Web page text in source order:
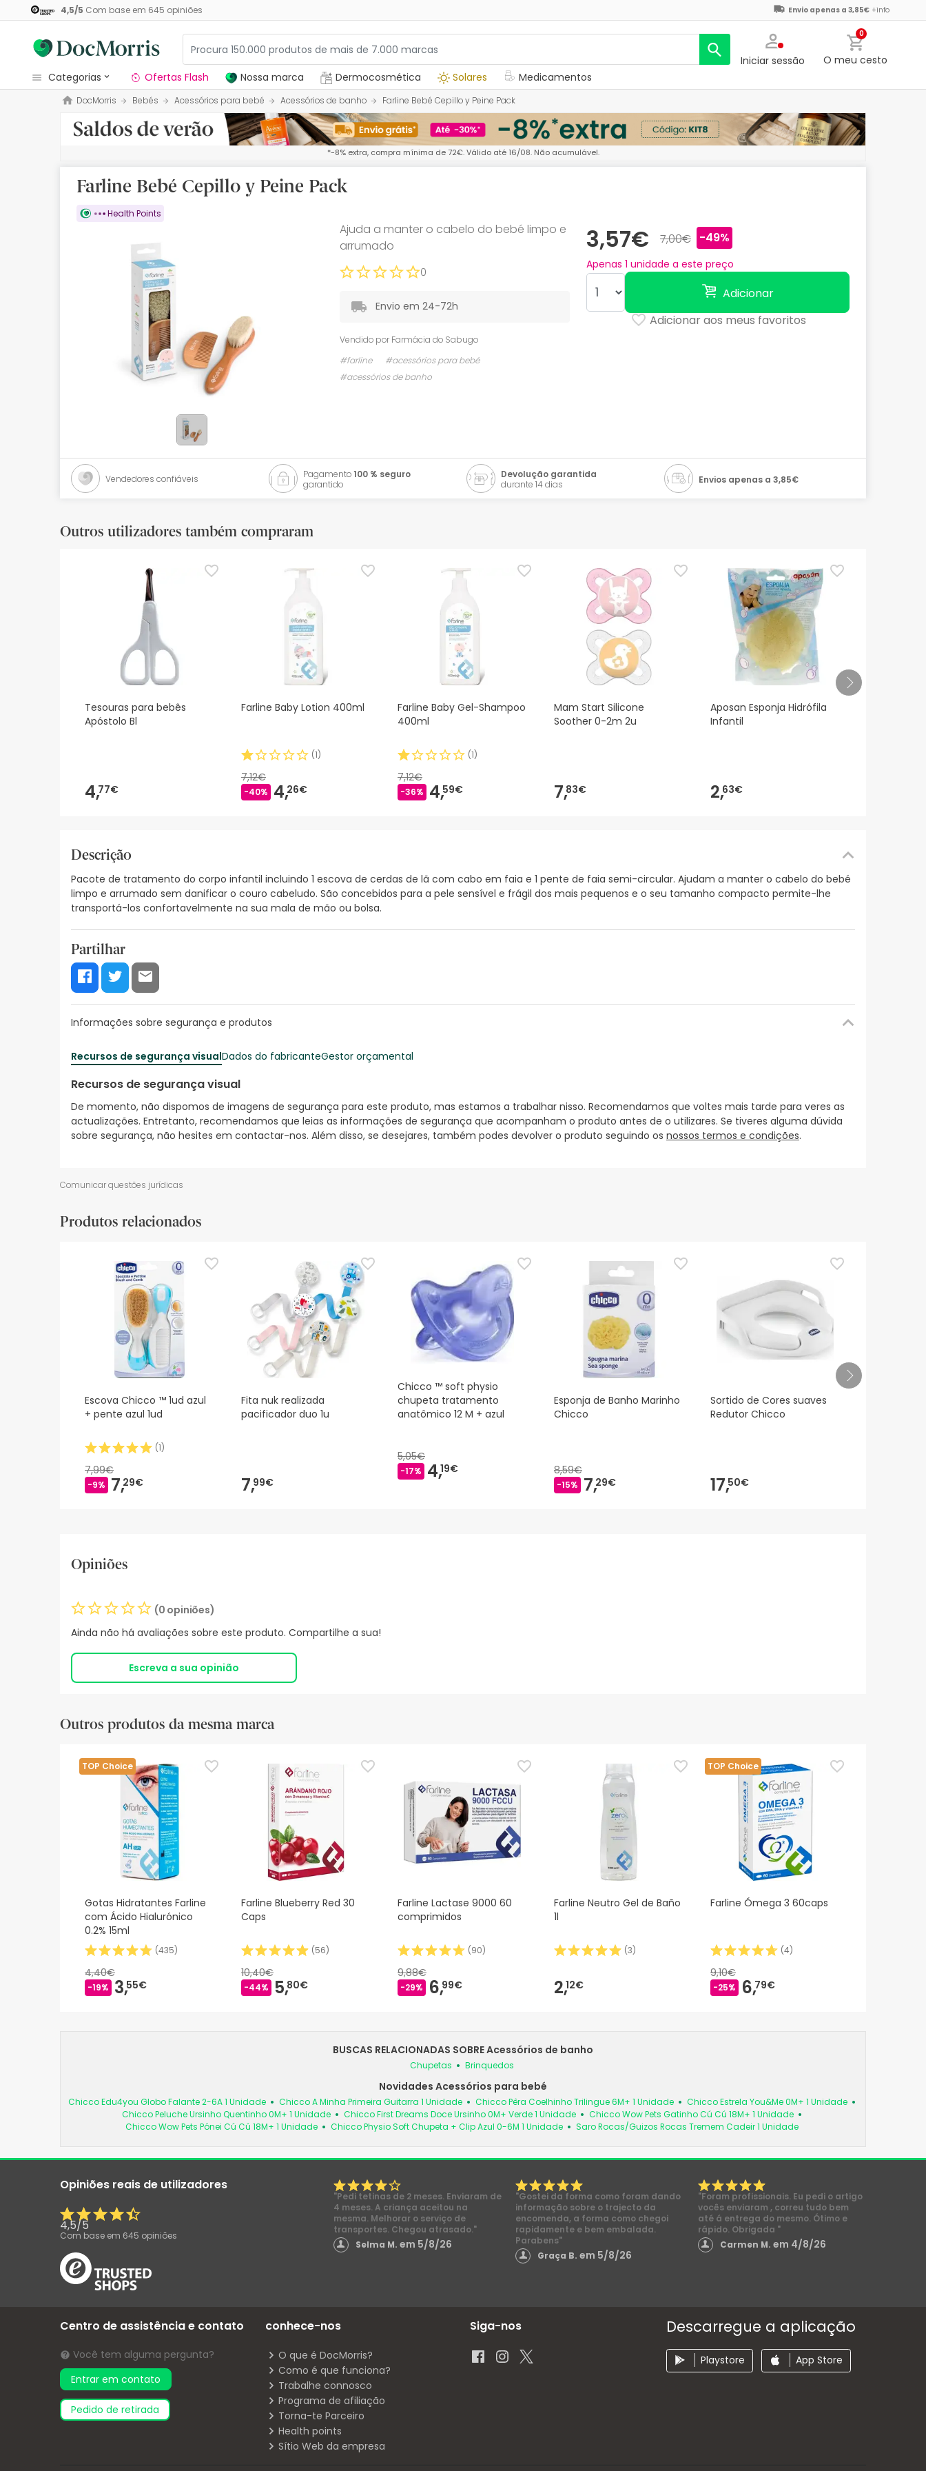
4,5/5 Com base em 645 opiniões Envio apenas a 3,85€ +info
Iniciar sessão
0
O meu cesto
categorias
Dermocosmetica
Nossa marca
Medicamentos
Cosmética
Promoções
Mais vendidos
Ofertas Flash Nossa marca Dermocosmética Solares Medicamentos
DocMorris Bebés Acessórios para bebé Acessórios de banho Farline Bebé Cepillo y Peine Pack
*-8% extra, compra mínima de 72€. Válido até 16/08. Não acumulável.
Farline Bebé Cepillo y Peine Pack
Health Points
3,57€ 7,00€ -49%
Apenas 1 unidade a este preço
Adicionar
Adicionar aos meus favoritos
Ajuda a manter o cabelo do bebé limpo e
arrumado
0
Envio em 24-72h
Vendido por Farmácia do Sabugo
#farline
#acessórios para bebé
#acessórios de banho
Vendedores confiáveis Pagamento100 % seguro
garantido
Devolução garantida
durante 14 dias
Envios apenas a 3,85€
Outros utilizadores também compraram
Tesouras para bebês
Apóstolo Bl
4,77€
Farline Baby Lotion 400ml
(1)
7,12€
-40% 4,26€
Farline Baby Gel-Shampoo
400ml
(1)
7,12€
-36% 4,59€
Mam Start Silicone
Soother 0-2m 2u
7,83€
Aposan Esponja Hidrófila
Infantil
2,63€
Descrição
Pacote de tratamento do corpo infantil incluindo 1 escova de cerdas de lã com cabo em faia e 1 pente de faia semi-circular. Ajudam a manter o cabelo do bebé
limpo e arrumado sem danificar o couro cabeludo. São concebidos para a pele sensível e frágil dos mais pequenos e o seu tamanho compacto permite-lhe
transportá-los confortavelmente na sua mala de mão ou bolsa.
Partilhar
Informações sobre segurança e produtos
Recursos de segurança visualDados do fabricanteGestor orçamental
Recursos de segurança visual
De momento, não dispomos de imagens de segurança para este produto, mas estamos a trabalhar nisso. Recomendamos que voltes mais tarde para veres as
actualizações. Entretanto, recomendamos que leias as informações de segurança que acompanham o produto antes de o utilizares. Se tiveres alguma dúvida
sobre segurança, não hesites em contactar-nos. Além disso, se desejares, também podes devolver o produto seguindo os nossos termos e condições.
Comunicar questões jurídicas
Produtos relacionados
Escova Chicco ™ 1ud azul
+ pente azul 1ud
(1)
7,99€
-9% 7,29€
Fita nuk realizada
pacificador duo 1u
7,99€
Chicco ™ soft physio
chupeta tratamento
anatômico 12 M + azul
5,05€
-17% 4,19€
Esponja de Banho Marinho
Chicco
8,59€
-15% 7,29€
Sortido de Cores suaves
Redutor Chicco
17,50€
Opiniões
(0 opiniões)
Ainda não há avaliações sobre este produto. Compartilhe a sua!
Escreva a sua opinião
Outros produtos da mesma marca
TOP Choice
Gotas Hidratantes Farline
com Ácido Hialurónico
0.2% 15ml
(435)
4,40€
-19% 3,55€
Farline Blueberry Red 30
Caps
(56)
10,40€
-44% 5,80€
Farline Lactase 9000 60
comprimidos
(90)
9,88€
-29% 6,99€
Farline Neutro Gel de Baño
1l
(3)
2,12€
TOP Choice
Farline Ómega 3 60caps
(4)
9,10€
-25% 6,79€
BUSCAS RELACIONADAS SOBRE Acessórios de banho
Chupetas Brinquedos
Novidades Acessórios para bebé
Chicco Edu4you Globo Falante 2-6A 1 Unidade Chicco A Minha Primeira Guitarra 1 Unidade Chicco Pêra Coelhinho Trilingue 6M+ 1 Unidade
Chicco Estrela You&Me 0M+ 1 Unidade
Chicco Peluche Ursinho Quentinho 0M+ 1 Unidade
Chicco First Dreams Doce Ursinho 0M+ Verde 1 Unidade
Chicco Wow Pets Gatinho Cú Cú 18M+ 1 Unidade
Chicco Wow Pets Pónei Cú Cú 18M+ 1 Unidade
Chicco Physio Soft Chupeta + Clip Azul 0-6M 1 Unidade Saro Rocas/Guizos Rocas Tremem Cadeir 1 Unidade
Opiniões reais de utilizadores
4,5/5
Com base em 645 opiniões
"Pedi tetinas de 2 meses. Enviaram de
4 meses. A criança aceitou na
mesma. Melhorar o serviço de
transportes. Chegou atrasado."
Selma M. em 5/8/26
"Gostei da forma como foram dando
informação sobre o trajecto da
encomenda, a forma como chegoi
rapidamente e bem embalada.
Parabens"
Graça B.em 5/8/26
"Foram profissionais. Eu pedi o artigo
vocês enviaram , correu tudo bem
até á entrega do mesmo. Ótimo e
rápido. Obrigada "
Carmen M. em 4/8/26
Centro de assistência e contato
Você tem alguma pergunta?
Entrar em contato
pedido de retirada
conhece-nos
O que é DocMorris?
Como é que funciona?
Trabalhe connosco
Programa de afiliação
Torna-te Parceiro
Health points
Sítio Web da empresa
Siga-nos Descarregue a aplicação
Playstore App Store